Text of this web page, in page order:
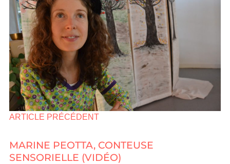
ARTICLE PRÉCÉDENT
MARINE PEOTTA, CONTEUSE
SENSORIELLE (VIDÉO)